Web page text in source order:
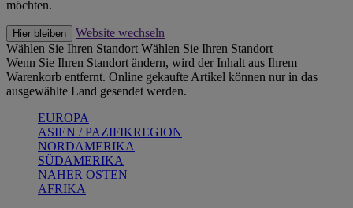
möchten.
Hier bleiben
Website wechseln
Wählen Sie Ihren Standort Wählen Sie Ihren Standort
Wenn Sie Ihren Standort ändern, wird der Inhalt aus Ihrem
Warenkorb entfernt. Online gekaufte Artikel können nur in das
ausgewählte Land gesendet werden.
EUROPA
ASIEN / PAZIFIKREGION
NORDAMERIKA
SÜDAMERIKA
NAHER OSTEN
AFRIKA